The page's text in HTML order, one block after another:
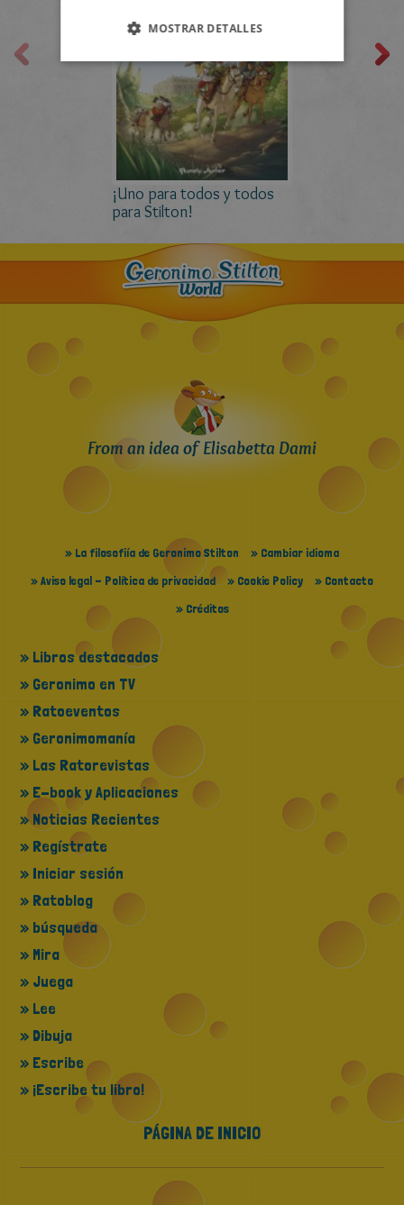
¡Uno para todos y todos
para Stilton!
From an idea of Elisabetta Dami
» La filosofiía de Geronimo Stilton
» Cambiar idioma
» Aviso legal - Política de privacidad
» Cookie Policy
» Contacto
» Créditos
» Libros destacados
» Geronimo en TV
» Ratoeventos
» Geronimomanía
» Las Ratorevistas
» E-book y Aplicaciones
» Noticias Recientes
» Regístrate
» Iniciar sesión
» Ratoblog
» búsqueda
» Mira
» Juega
» Lee
» Dibuja
» Escribe
» ¡Escribe tu libro!
PÁGINA DE INICIO
MOSTRAR DETALLES